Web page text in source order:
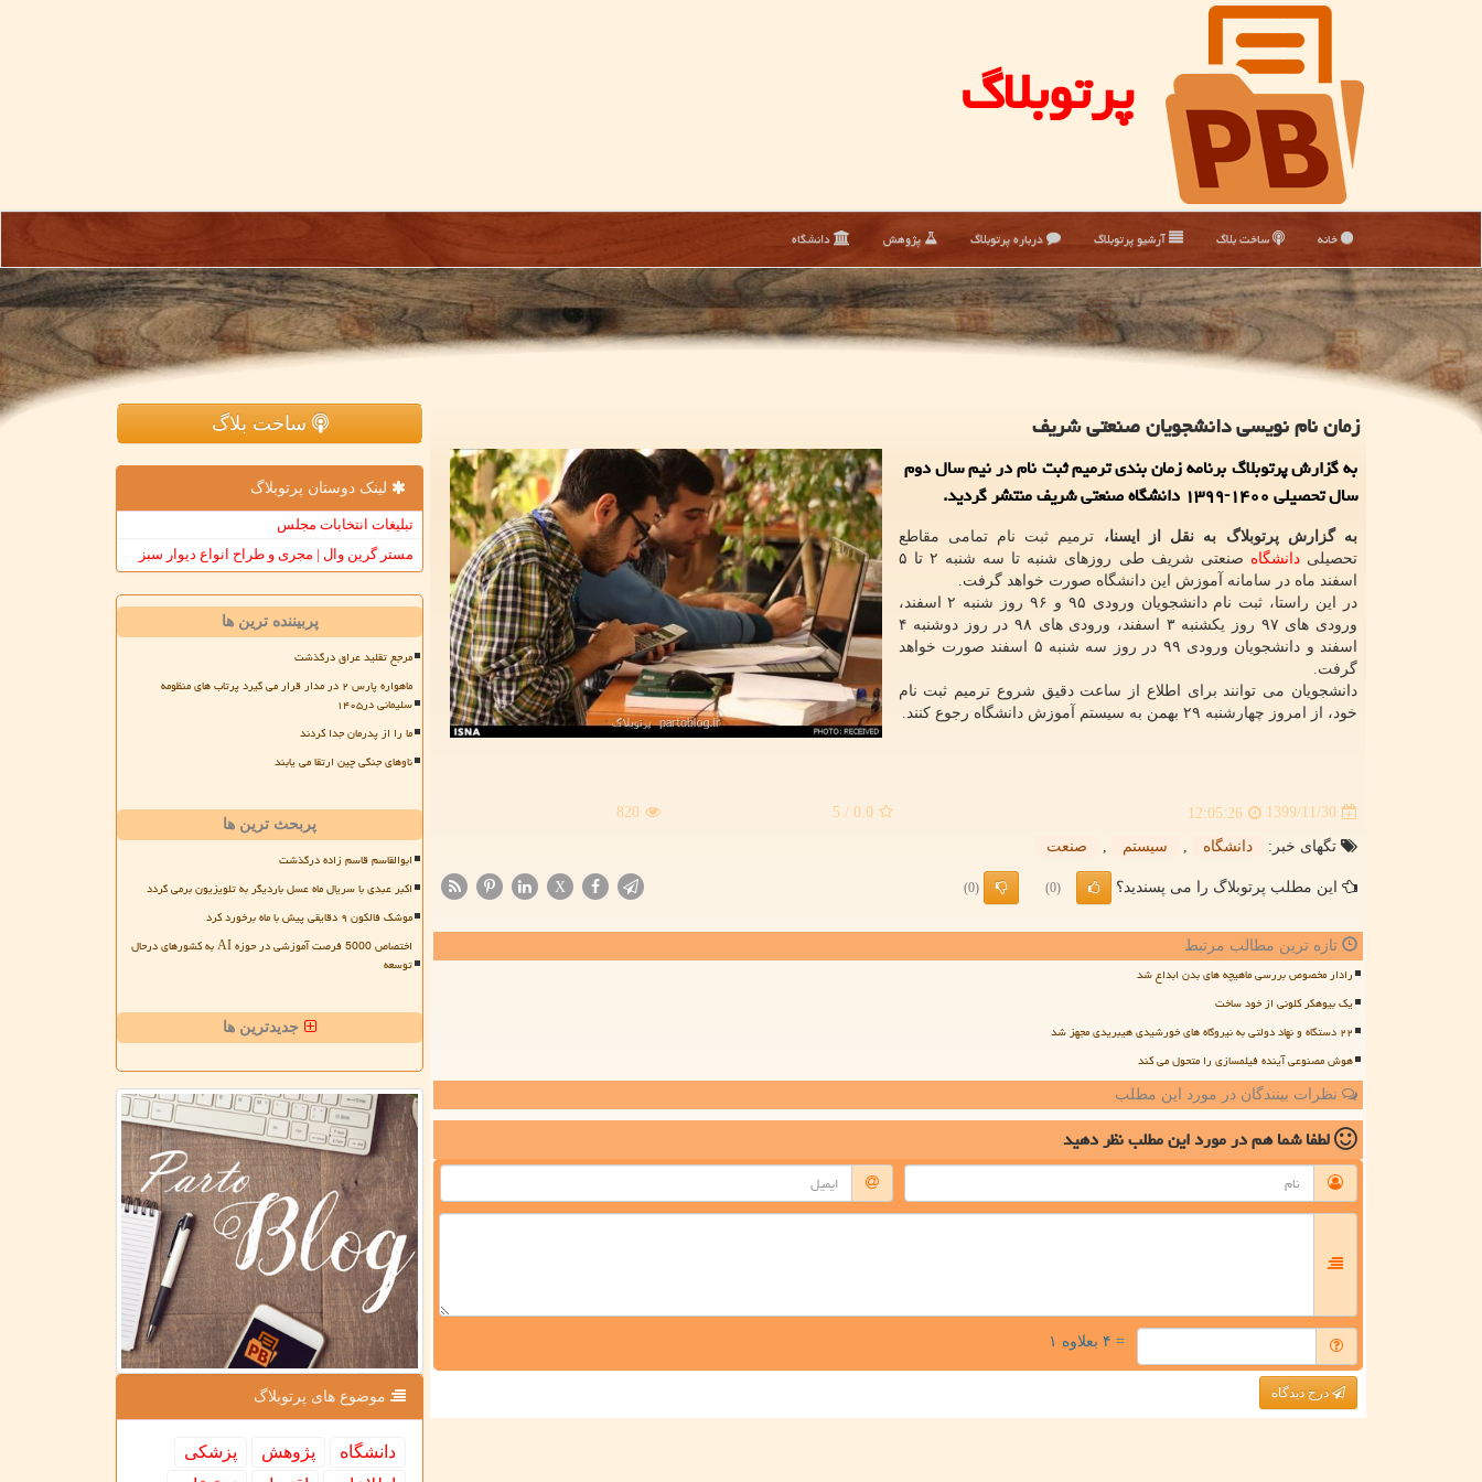
پرتوبلاگ
خانه ساخت بلاگ آرشیو پرتوبلاگ درباره پرتوبلاگ پژوهش دانشگاه
زمان نام نویسی دانشجویان صنعتی شریف
به گزارش پرتوبلاگ برنامه زمان بندی ترمیم ثبت نام در نیم سال دوم
سال تحصیلی ۱۴۰۰-۱۳۹۹ دانشگاه صنعتی شریف منتشر گردید.
به گزارش پرتوبلاگ به نقل از ایسنا، ترمیم ثبت نام تمامی مقاطع
تحصیلیدانشگاه
صنعتی شریف طی روزهای شنبه تا سه شنبه ۲ تا ۵
اسفند ماه در سامانه آموزش این دانشگاه صورت خواهد گرفت.
در این راستا، ثبت نام دانشجویان ورودی ۹۵ و ۹۶ روز شنبه ۲ اسفند،
ورودی های ۹۷ روز یکشنبه ۳ اسفند، ورودی های ۹۸ در روز دوشنبه ۴
اسفند و دانشجویان ورودی ۹۹ در روز سه شنبه ۵ اسفند صورت خواهد
گرفت.
دانشجویان می توانند برای اطلاع از ساعت دقیق شروع ترمیم ثبت نام
خود، از امروز چهارشنبه ۲۹ بهمن به سیستم آموزش دانشگاه رجوع کنند.
1399/11/30
12:05:26
0.0
/ 5
820
تگهای خبر: دانشگاه , سیستم , صنعت
این مطلب پرتوبلاگ را می پسندید؟ (0)
(0)
X
تازه ترین مطالب مرتبط
رادار مخصوص بررسی ماهیچه های بدن ابداع شد
یک بیوهکر کلونی از خود ساخت
۲۲ دستگاه و نهاد دولتی به نیروگاه های خورشیدی هیبریدی مجهز شد
هوش مصنوعی آینده فیلمسازی را متحول می کند
نظرات بینندگان در مورد این مطلب
لطفا شما همدر مورد این مطلبنظر دهید
= ۴ بعلاوه ۱
درج دیدگاه
ساخت بلاگ
لینک دوستان پرتوبلاگ
تبلیغات انتخابات مجلس
مستر گرین وال | مجری و طراح انواع دیوار سبز
پربیننده ترین ها
مرجع تقلید عراق درگذشت
ماهواره پارس ۲ در مدار قرار می گیرد پرتاب های منظومه
سلیمانی در۱۴۰۵
ما را از پدرمان جدا کردند
ناوهای جنگی چین ارتقا می یابند
پربحث ترین ها
ابوالقاسم قاسم زاده درگذشت
اکبر عبدی با سریال ماه عسل باردیگر به تلویزیون برمی گردد
موشک فالکون ۹ دقایقی پیش با ماه برخورد کرد
اختصاص 5000 فرصت آموزشی در حوزه AI به کشورهای درحال
توسعه
جدیدترین ها
موضوع های پرتوبلاگ
دانشگاه پژوهش
پزشكی